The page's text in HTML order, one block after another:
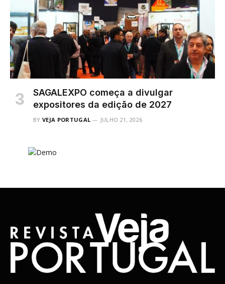
SAGALEXPO começa a divulgar
expositores da edição de 2027
BY VEJA PORTUGAL JULHO 21, 2026